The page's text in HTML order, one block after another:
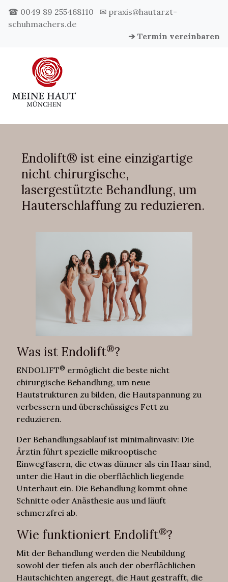
☎ 0049 89 255468110
✉ praxis@hautarzt-
schuhmachers.de
➔ Termin vereinbaren
Endolift® ist eine einzigartige
nicht chirurgische,
lasergestützte Behandlung, um
Hauterschlaffung zu reduzieren.
Was ist Endolift®?
ENDOLIFT® ermöglicht die beste nicht
chirurgische Behandlung, um neue
Hautstrukturen zu bilden, die Hautspannung zu
verbessern und überschüssiges Fett zu
reduzieren.
Der Behandlungsablauf ist minimalinvasiv: Die
Ärztin führt spezielle mikrooptische
Einwegfasern, die etwas dünner als ein Haar sind,
unter die Haut in die oberflächlich liegende
Unterhaut ein. Die Behandlung kommt ohne
Schnitte oder Anästhesie aus und läuft
schmerzfrei ab.
Wie funktioniert Endolift®?
Mit der Behandlung werden die Neubildung
sowohl der tiefen als auch der oberflächlichen
Hautschichten angeregt, die Haut gestrafft, die